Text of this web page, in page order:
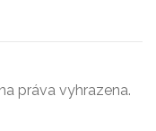
práva vyhrazena.